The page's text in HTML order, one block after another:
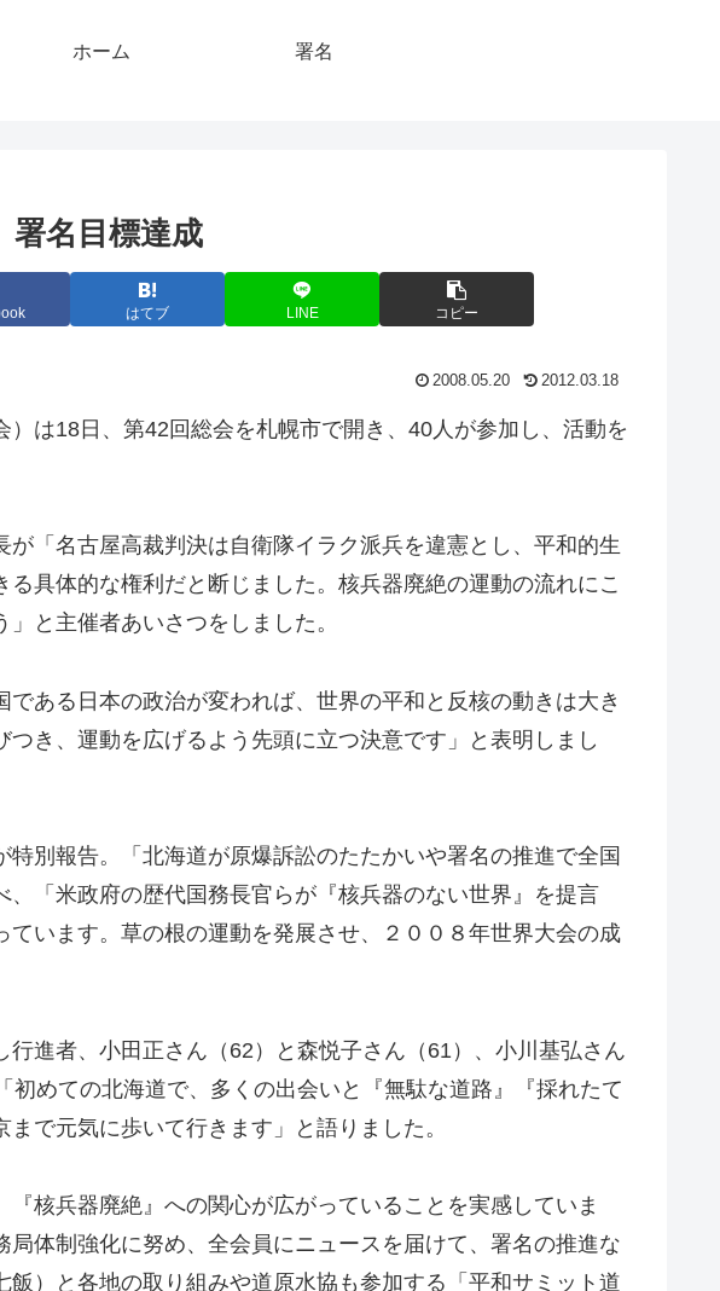
ホーム 署名
署名目標達成
はてブ LINE コピー
2008.05.20 2012.03.18
は18日、第42回総会を札幌市で開き、40人が参加し、活動を
「名古屋高裁判決は自衛隊イラク派兵を違憲とし、平和的生
具体的な権利だと断じました。核兵器廃絶の運動の流れにこ
と主催者あいさつをしました。
ある日本の政治が変われば、世界の平和と反核の動きは大き
つき、運動を広げるよう先頭に立つ決意です」と表明しまし
特別報告。「北海道が原爆訴訟のたたかいや署名の推進で全国
「米政府の歴代国務長官らが『核兵器のない世界』を提言
ています。草の根の運動を発展させ、２００８年世界大会の成
進者、小田正さん（62）と森悦子さん（61）、小川基弘さん
初めての北海道で、多くの出会いと『無駄な道路』『採れたて
で元気に歩いて行きます」と語りました。
核兵器廃絶』への関心が広がっていることを実感していま
体制強化に努め、全会員にニュースを届けて、署名の推進な
飯）と各地の取り組みや道原水協も参加する「平和サミット道